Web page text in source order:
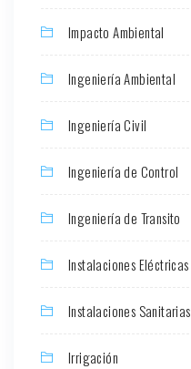
Impacto Ambiental
Ingeniería Ambiental
Ingeniería Civil
Ingeniería de Control
Ingeniería de Transito
Instalaciones Eléctricas
Instalaciones Sanitarias
Irrigación